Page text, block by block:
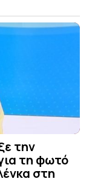
την
τη φωτό
στη